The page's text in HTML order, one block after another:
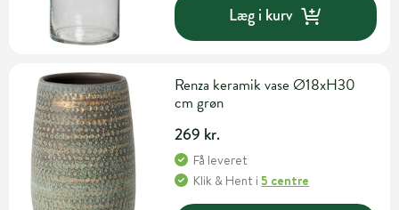
Læg i kurv
Renza keramik vase Ø18xH30
cm grøn
269 kr.
Få leveret
Klik & Hent i5 centre